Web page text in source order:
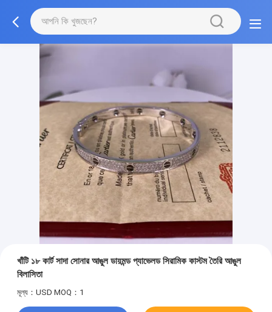
খাঁটি ১৮ কার্ট সাদা সোনার আঙুল ডায়মন্ড প্যাভেলড সিরামিক কাস্টম তৈরি আঙুল
বিলাসিতা
মূল্য：USD MOQ：1